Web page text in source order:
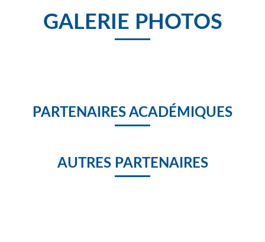
GALERIE PHOTOS
PARTENAIRES ACADÉMIQUES
AUTRES PARTENAIRES